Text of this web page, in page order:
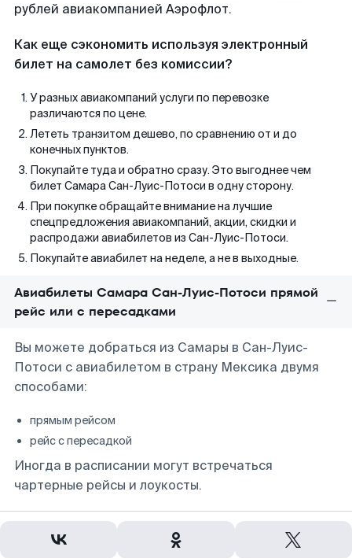
рублей авиакомпанией Аэрофлот.
Как еще сэкономить используя электронный
билет на самолет без комиссии?
У разных авиакомпаний услуги по перевозке
различаются по цене.
Лететь транзитом дешево, по сравнению от и до
конечных пунктов.
Покупайте туда и обратно сразу. Это выгоднее чем
билет Самара Сан-Луис-Потоси в одну сторону.
При покупке обращайте внимание на лучшие
спецпредложения авиакомпаний, акции, скидки и
распродажи авиабилетов из Сан-Луис-Потоси.
Покупайте авиабилет на неделе, а не в выходные.
Авиабилеты Самара Сан-Луис-Потоси прямой
рейс или с пересадками
Вы можете добраться из Самары в Сан-Луис-
Потоси с авиабилетом в страну Мексика двумя
способами:
прямым рейсом
рейс с пересадкой
Иногда в расписании могут встречаться
чартерные рейсы и лоукосты.